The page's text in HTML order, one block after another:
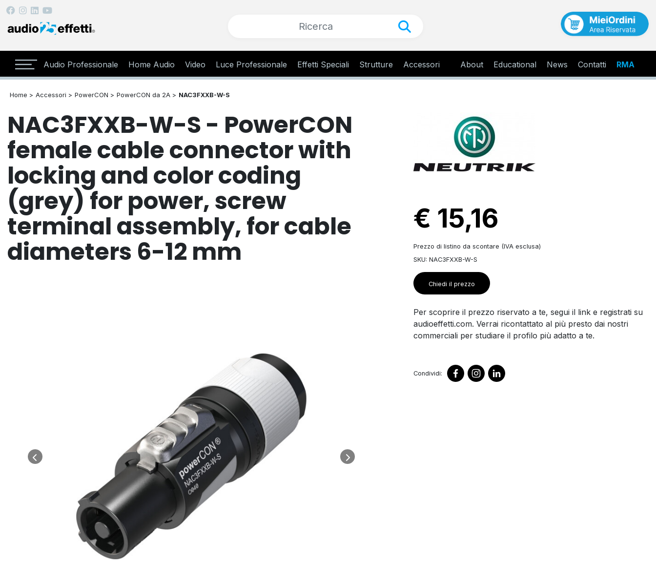
Audio Professionale Home Audio Video Luce Professionale Effetti Speciali Strutture Accessori About Educational News Contatti RMA
Home > Accessori > PowerCON > PowerCON da 2A > NAC3FXXB-W-S
NAC3FXXB-W-S - PowerCON
female cable connector with
locking and color coding
(grey) for power, screw
terminal assembly, for cable
diameters 6-12 mm
€ 15,16
Prezzo di listino da scontare (IVA esclusa)
SKU: NAC3FXXB-W-S
Chiedi il prezzo
Per scoprire il prezzo riservato a te, segui il link e registrati su
audioeffetti.com. Verrai ricontattato al più presto dai nostri
commerciali per studiare il profilo più adatto a te.
Condividi: